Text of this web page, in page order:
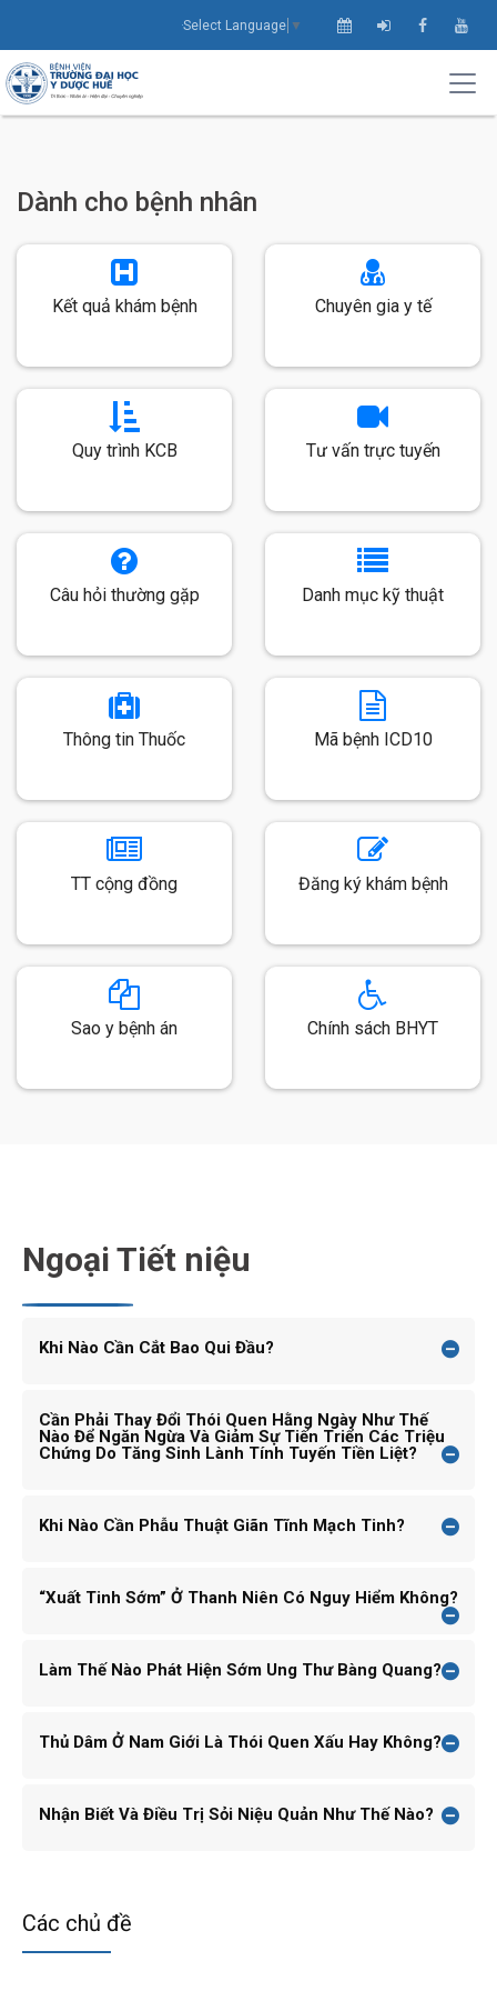
Select Language ▼
Dành cho bệnh nhân
Kết quả khám bệnh Chuyên gia y tế
Quy trình KCB Tư vấn trực tuyến
Câu hỏi thường gặp Danh mục kỹ thuật
Thông tin Thuốc Mã bệnh ICD10
TT cộng đồng Đăng ký khám bệnh
Sao y bệnh án Chính sách BHYT
Ngoại Tiết niệu
Khi Nào Cần Cắt Bao Qui Đầu?
Cần Phải Thay Đổi Thói Quen Hằng Ngày Như Thế
Nào Để Ngăn Ngừa Và Giảm Sự Tiến Triển Các Triệu
Chứng Do Tăng Sinh Lành Tính Tuyến Tiền Liệt?
Khi Nào Cần Phẫu Thuật Giãn Tĩnh Mạch Tinh?
“Xuất Tinh Sớm” Ở Thanh Niên Có Nguy Hiểm Không?
Làm Thế Nào Phát Hiện Sớm Ung Thư Bàng Quang?
Thủ Dâm Ở Nam Giới Là Thói Quen Xấu Hay Không?
Nhận Biết Và Điều Trị Sỏi Niệu Quản Như Thế Nào?
Các chủ đề